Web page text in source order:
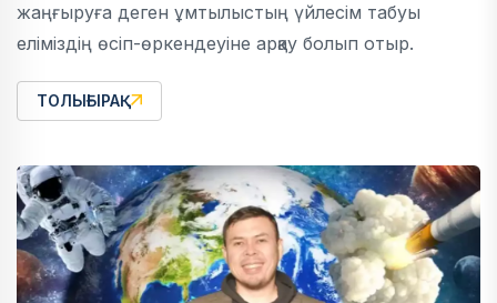
жаңғыруға деген ұмтылыстың үйлесім табуы
еліміздің өсіп-өркендеуіне арқау болып отыр.
ТОЛЫҒЫРАҚ